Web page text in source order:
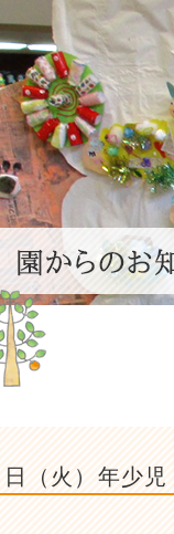
（火）年少児